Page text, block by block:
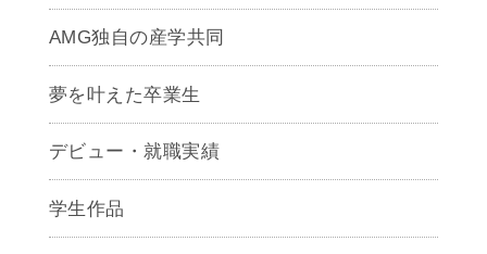
AMG独自の産学共同
夢を叶えた卒業生
デビュー・就職実績
学生作品